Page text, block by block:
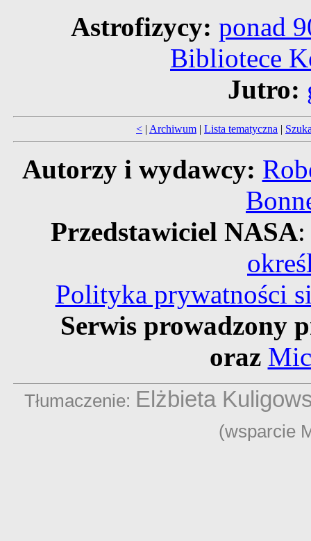
Astrofizycy: ponad
Bibliotece
Jutro:
< | Archiwum | Lista tematyczna |
Autorzy i wydawcy:
Przedstawiciel NASA
Polityka prywatności
Serwis prowadzony
oraz
Tłumaczenie: Elżbieta
(wsparcie